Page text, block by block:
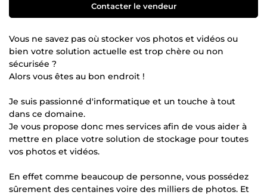
Contacter le vendeur
Vous ne savez pas où stocker vos photos et vidéos ou
bien votre solution actuelle est trop chère ou non
sécurisée ?
Alors vous êtes au bon endroit !
Je suis passionné d'informatique et un touche à tout
dans ce domaine.
Je vous propose donc mes services afin de vous aider à
mettre en place votre solution de stockage pour toutes
vos photos et vidéos.
En effet comme beaucoup de personne, vous possédez
sûrement des centaines voire des milliers de photos. Et